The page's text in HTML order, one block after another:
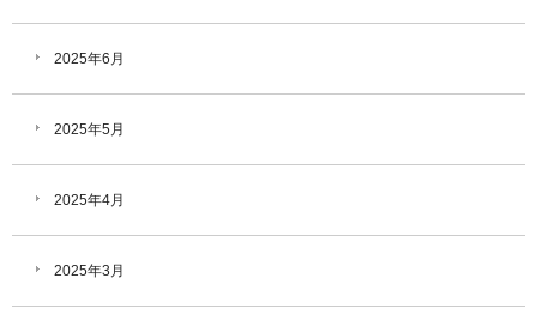
2025年6月
2025年5月
2025年4月
2025年3月